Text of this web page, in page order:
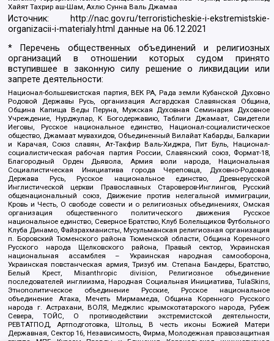
Хайят Тахрир аш-Шам, Ахлю Сунна Валь Джамаа
Источник:
http://nac.gov.ru/terroristicheskie-i-ekstremistskie-
organizacii-i-materialy.html данные на06.12.2021
* Перечень общественных объединений и религиозных
организаций в отношении которых судом принято
вступившее в законную силу решение о ликвидации или
запрете деятельности:
Национал-большевистская партия, ВЕК РА, Рада земли Кубанской Духовно
Родовой Державы Русь, организация Асгардская Славянская Община,
Община Капища Веды Перуна, Мужская Духовная Семинария Духовное
Учреждение, Нурджулар, К Богодержавию, Таблиги Джамаат, Свидетели
Иеговы, Русское национальное единство, Национал-социалистическое
общество, Джамаат мувахидов, Объединенный Вилайат Кабарды, Балкарии
и Карачая, Союз славян, Ат-Такфир Валь-Хиджра, Пит Буль, Национал-
социалистическая рабочая партия России, Славянский союз, Формат-18,
Благородный Орден Дьявола, Армия воли народа, Национальная
Социалистическая Инициатива города Череповца, Духовно-Родовая
Держава Русь, Русское национальное единство, Древнерусской
Инглистической церкви Православных Староверов-Инглингов, Русский
общенациональный союз, Движение против нелегальной иммиграции,
Кровь и Честь, О свободе совести и о религиозных объединениях, Омская
организация общественного политического движения Русское
национальное единство, Северное Братство, Клуб Болельщиков Футбольного
Клуба Динамо, Файзрахманисты, Мусульманская религиозная организация
п. Боровский Тюменского района Тюменской области, Община Коренного
Русского народа Щелковского района, Правый сектор, Украинская
национальная ассамблея – Украинская народная самооборона,
Украинская повстанческая армия, Тризуб им. Степана Бандеры, Братство,
Белый Крест, Misanthropic division, Религиозное объединение
последователей инглиизма, Народная Социальная Инициатива, TulaSkins,
Этнополитическое объединение Русские, Русское национальное
объединение Атака, Мечеть Мирмамеда, Община Коренного Русского
народа г. Астрахани, ВОЛЯ, Меджлис крымскотатарского народа, Рубеж
Севера, ТОЙС, О противодействии экстремистской деятельности,
РЕВТАТПОД, Артподготовка, Штольц, В честь иконы Божией Матери
Державная, Сектор 16, Независимость, Фирма, Молодежная правозащитная